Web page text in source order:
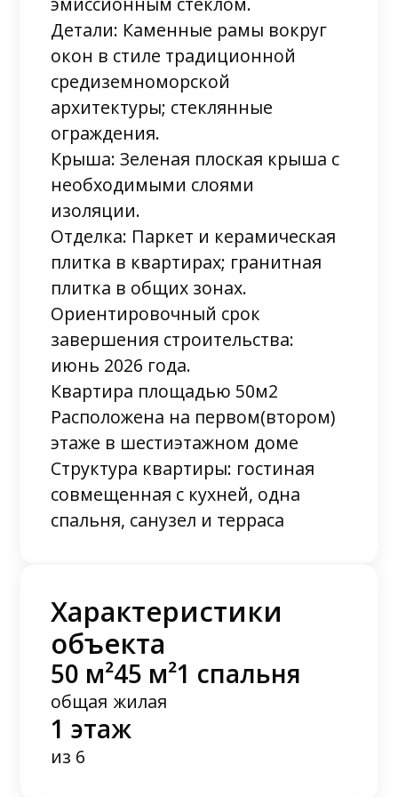
Детали: Каменные рамы вокруг
окон в стиле традиционной
средиземноморской
архитектуры; стеклянные
ограждения.
Крыша: Зеленая плоская крыша с
необходимыми слоями
изоляции.
Отделка: Паркет и керамическая
плитка в квартирах; гранитная
плитка в общих зонах.
Ориентировочный срок
завершения строительства:
июнь 2026 года.
Квартира площадью 50м2
Расположена на первом(втором)
этаже в шестиэтажном доме
Структура квартиры: гостиная
совмещенная с кухней, одна
спальня, санузел и терраса
Характеристики
объекта
50 м²
общая
45 м²
жилая
1 спальня
1 этаж
из 6